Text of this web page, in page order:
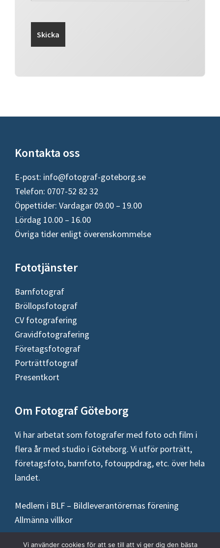
Footer
Kontakta oss
E-post: info@fotograf-goteborg.se
Telefon: 0707-52 82 32
Öppettider: Vardagar 09.00 – 19.00
Lördag 10.00 – 16.00
Övriga tider enligt överenskommelse
Fototjänster
Barnfotograf
Bröllopsfotograf
CV fotografering
Gravidfotografering
Företagsfotograf
Porträttfotograf
Presentkort
Om Fotograf Göteborg
Vi har arbetat som fotografer med foto och film i
flera år med studio i Göteborg. Vi utför porträtt,
företagsfoto, barnfoto, fotouppdrag, etc. över hela
landet.
Medlem i BLF – Bildleverantörernas förening
Allmänna villkor
Vi använder cookies för att se till att vi ger dig den bästa